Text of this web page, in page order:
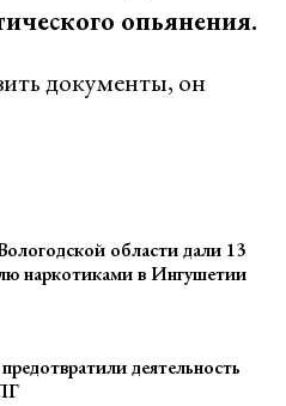
опьянения.
документы, он
области дали 13
наркотиками в Ингушетии
деятельность